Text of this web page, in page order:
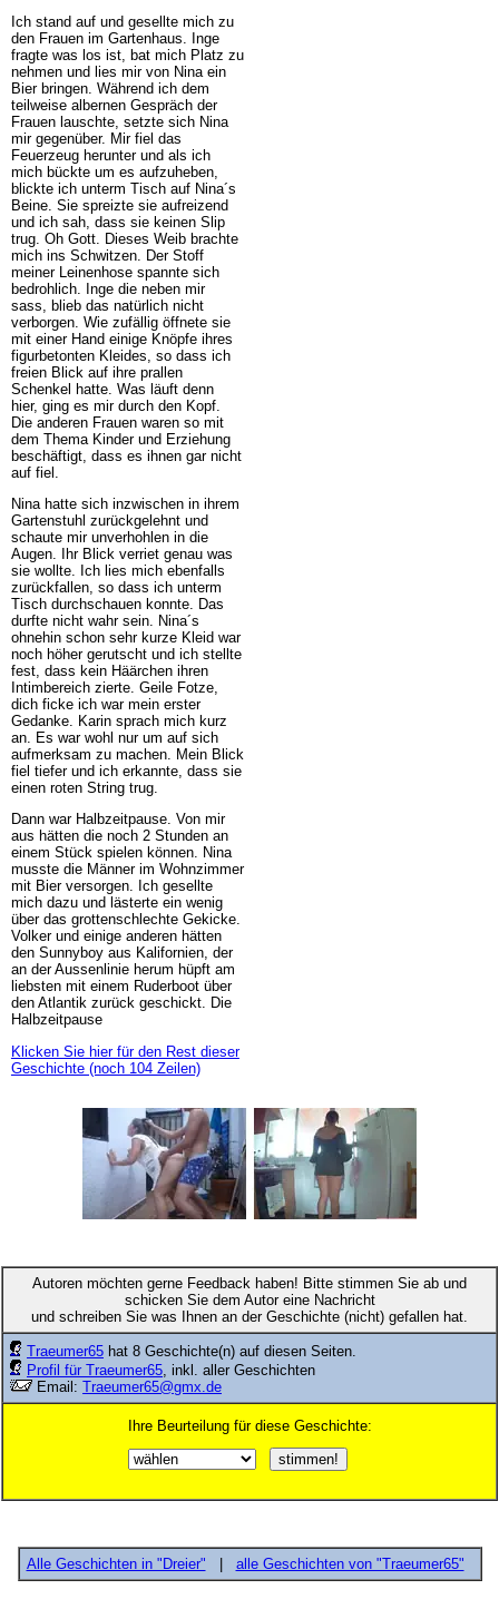
Ich stand auf und gesellte mich zu
den Frauen im Gartenhaus. Inge
fragte was los ist, bat mich Platz zu
nehmen und lies mir von Nina ein
Bier bringen. Während ich dem
teilweise albernen Gespräch der
Frauen lauschte, setzte sich Nina
mir gegenüber. Mir fiel das
Feuerzeug herunter und als ich
mich bückte um es aufzuheben,
blickte ich unterm Tisch auf Nina´s
Beine. Sie spreizte sie aufreizend
und ich sah, dass sie keinen Slip
trug. Oh Gott. Dieses Weib brachte
mich ins Schwitzen. Der Stoff
meiner Leinenhose spannte sich
bedrohlich. Inge die neben mir
sass, blieb das natürlich nicht
verborgen. Wie zufällig öffnete sie
mit einer Hand einige Knöpfe ihres
figurbetonten Kleides, so dass ich
freien Blick auf ihre prallen
Schenkel hatte. Was läuft denn
hier, ging es mir durch den Kopf.
Die anderen Frauen waren so mit
dem Thema Kinder und Erziehung
beschäftigt, dass es ihnen gar nicht
auf fiel.
Nina hatte sich inzwischen in ihrem
Gartenstuhl zurückgelehnt und
schaute mir unverhohlen in die
Augen. Ihr Blick verriet genau was
sie wollte. Ich lies mich ebenfalls
zurückfallen, so dass ich unterm
Tisch durchschauen konnte. Das
durfte nicht wahr sein. Nina´s
ohnehin schon sehr kurze Kleid war
noch höher gerutscht und ich stellte
fest, dass kein Häärchen ihren
Intimbereich zierte. Geile Fotze,
dich ficke ich war mein erster
Gedanke. Karin sprach mich kurz
an. Es war wohl nur um auf sich
aufmerksam zu machen. Mein Blick
fiel tiefer und ich erkannte, dass sie
einen roten String trug.
Dann war Halbzeitpause. Von mir
aus hätten die noch 2 Stunden an
einem Stück spielen können. Nina
musste die Männer im Wohnzimmer
mit Bier versorgen. Ich gesellte
mich dazu und lästerte ein wenig
über das grottenschlechte Gekicke.
Volker und einige anderen hätten
den Sunnyboy aus Kalifornien, der
an der Aussenlinie herum hüpft am
liebsten mit einem Ruderboot über
den Atlantik zurück geschickt. Die
Halbzeitpause
Klicken Sie hier für den Rest dieser
Geschichte (noch 104 Zeilen)
Autoren möchten gerne Feedback haben! Bitte stimmen Sie ab und
schicken Sie dem Autor eine Nachricht
und schreiben Sie was Ihnen an der Geschichte (nicht) gefallen hat.
Traeumer65 hat 8 Geschichte(n) auf diesen Seiten.
Profil für Traeumer65 , inkl. aller Geschichten
Email: Traeumer65@gmx.de
Ihre Beurteilung für diese Geschichte:
Alle Geschichten in "Dreier" alle Geschichten von "Traeumer65"